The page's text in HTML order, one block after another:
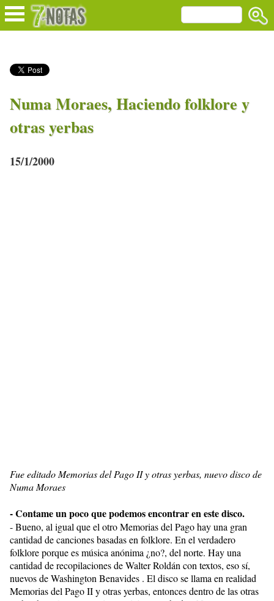
Numa Moraes, Haciendo folklore y
otras yerbas
15/1/2000
Fue editado Memorias del Pago II y otras yerbas, nuevo disco de
Numa Moraes
- Contame un poco que podemos encontrar en este disco.
- Bueno, al igual que el otro Memorias del Pago hay una gran
cantidad de canciones basadas en folklore. En el verdadero
folklore porque es música anónima ¿no?, del norte. Hay una
cantidad de recopilaciones de Walter Roldán con textos, eso sí,
nuevos de Washington Benavides . El disco se llama en realidad
Memorias del Pago II y otras yerbas, entonces dentro de las otras